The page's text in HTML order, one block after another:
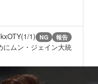
1) NG 報告
にムン・ジェイン大統